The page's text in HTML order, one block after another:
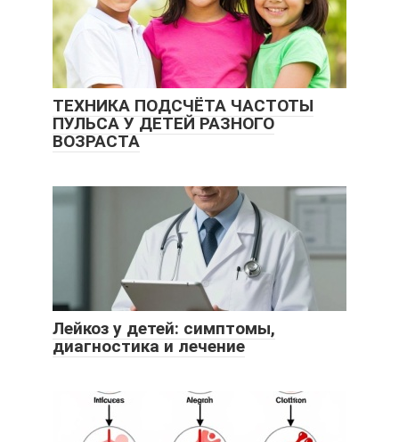
ТЕХНИКА ПОДСЧЁТА ЧАСТОТЫ
ПУЛЬСА У ДЕТЕЙ РАЗНОГО
ВОЗРАСТА
Лейкоз у детей: симптомы,
диагностика и лечение